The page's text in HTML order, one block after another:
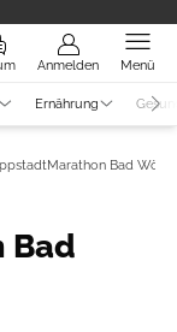
Anmelden Menü
Ernährung
Bad
Bad